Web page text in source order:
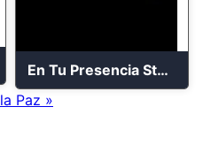
En Tu Presencia Stereo
Paz »